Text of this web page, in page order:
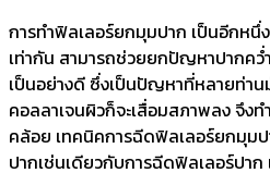
การทำฟิลเลอร์ยกมุมปาก เป็นอีกห
เท่ากัน สามารถช่วยยกปัญหาปากคว่
เป็นอย่างดี ซึ่งเป็นปัญหาที่หลายท่า
คอลลาเจนผิวก็จะเสื่อมสภาพลง จึง
คล้อย เทคนิคการฉีดฟิลเลอร์ยกมุม
ปากเช่นเดียวกับการฉีดฟิลเลอร์ปา